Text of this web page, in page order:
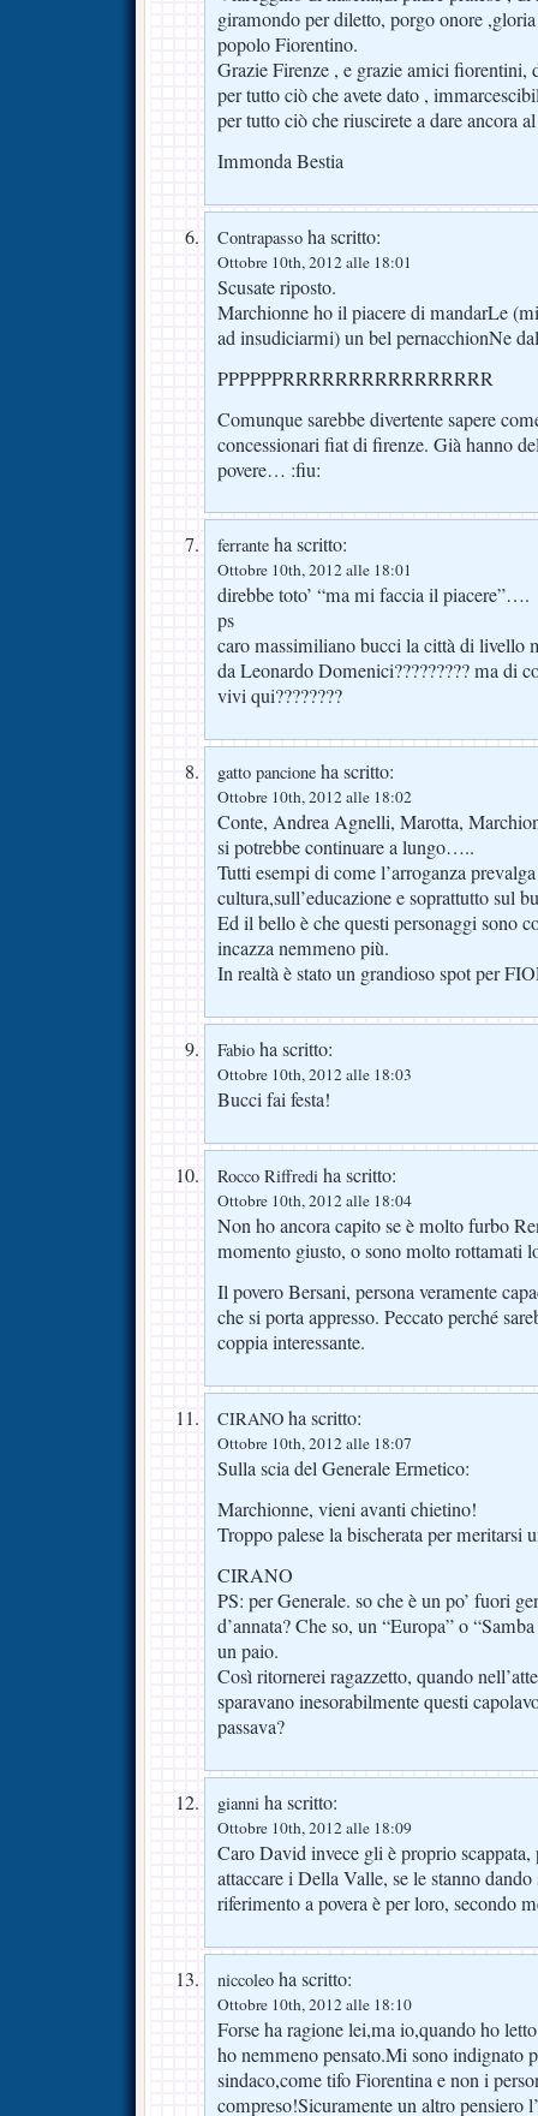
giramondo per diletto, porgo onore
popolo Fiorentino.
Grazie Firenze , e grazie amici
per tutto ciò che avete dato ,
per tutto ciò che riuscirete a dare ancora
Immonda Bestia
Contrapasso ha scritto:
Ottobre 10th, 2012 alle 18:01
Scusate riposto.
Marchionne ho il piacere di mandarLe
ad insudiciarmi) un bel pernacchionNe
PPPPPPRRRRRRRRRRRRRRRR
Comunque sarebbe divertente sapere
concessionari fiat di firenze. Già hanno
povere… :fiu:
ferrante ha scritto:
Ottobre 10th, 2012 alle 18:01
direbbe toto’ “ma mi faccia il piacere”….
ps
caro massimiliano bucci la città di livello
da Leonardo Domenici????????? ma di
vivi qui????????
gatto pancione ha scritto:
Ottobre 10th, 2012 alle 18:02
Conte, Andrea Agnelli, Marotta,
si potrebbe continuare a lungo…..
Tutti esempi di come l’arroganza
cultura,sull’educazione e soprattutto sul
Ed il bello è che questi personaggi sono
incazza nemmeno più.
In realtà è stato un grandioso spot per
Fabio ha scritto:
Ottobre 10th, 2012 alle 18:03
Bucci fai festa!
Rocco Riffredi ha scritto:
Ottobre 10th, 2012 alle 18:04
Non ho ancora capito se è molto furbo
momento giusto, o sono molto rottamati
Il povero Bersani, persona veramente
che si porta appresso. Peccato perché
coppia interessante.
CIRANO ha scritto:
Ottobre 10th, 2012 alle 18:07
Sulla scia del Generale Ermetico:
Marchionne, vieni avanti chietino!
Troppo palese la bischerata per meritarsi
CIRANO
PS: per Generale. so che è un po’ fuori
d’annata? Che so, un “Europa” o
un paio.
Così ritornerei ragazzetto, quando
sparavano inesorabilmente questi
passava?
gianni ha scritto:
Ottobre 10th, 2012 alle 18:09
Caro David invece gli è proprio scappata,
attaccare i Della Valle, se le stanno
riferimento a povera è per loro, secondo
niccoleo ha scritto:
Ottobre 10th, 2012 alle 18:10
Forse ha ragione lei,ma io,quando ho
ho nemmeno pensato.Mi sono indignato
sindaco,come tifo Fiorentina e non i
compreso!Sicuramente un altro pensiero